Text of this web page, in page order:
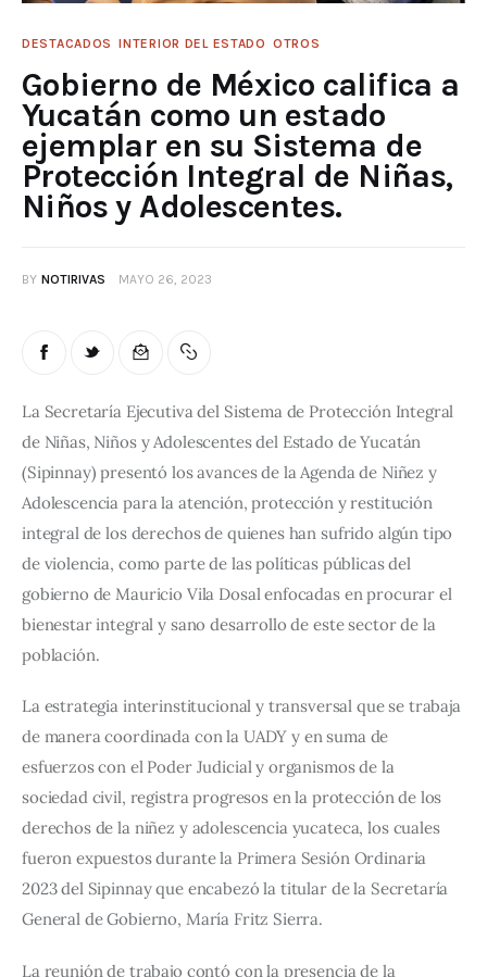
DESTACADOS INTERIOR DEL ESTADO OTROS
Gobierno de México califica a
Yucatán como un estado
ejemplar en su Sistema de
Protección Integral de Niñas,
Niños y Adolescentes.
BY NOTIRIVAS MAYO 26, 2023
La Secretaría Ejecutiva del Sistema de Protección Integral
de Niñas, Niños y Adolescentes del Estado de Yucatán
(Sipinnay) presentó los avances de la Agenda de Niñez y
Adolescencia para la atención, protección y restitución
integral de los derechos de quienes han sufrido algún tipo
de violencia, como parte de las políticas públicas del
gobierno de Mauricio Vila Dosal enfocadas en procurar el
bienestar integral y sano desarrollo de este sector de la
población.
La estrategia interinstitucional y transversal que se trabaja
de manera coordinada con la UADY y en suma de
esfuerzos con el Poder Judicial y organismos de la
sociedad civil, registra progresos en la protección de los
derechos de la niñez y adolescencia yucateca, los cuales
fueron expuestos durante la Primera Sesión Ordinaria
2023 del Sipinnay que encabezó la titular de la Secretaría
General de Gobierno, María Fritz Sierra.
La reunión de trabajo contó con la presencia de la